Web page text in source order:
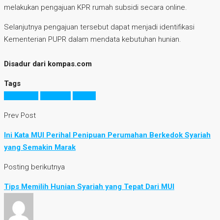
melakukan pengajuan KPR rumah subsidi secara online.
Selanjutnya pengajuan tersebut dapat menjadi identifikasi
Kementerian PUPR dalam mendata kebutuhan hunian.
Disadur dari kompas.com
Tags
Prev Post
Ini Kata MUI Perihal Penipuan Perumahan Berkedok Syariah
yang Semakin Marak
Posting berikutnya
Tips Memilih Hunian Syariah yang Tepat Dari MUI